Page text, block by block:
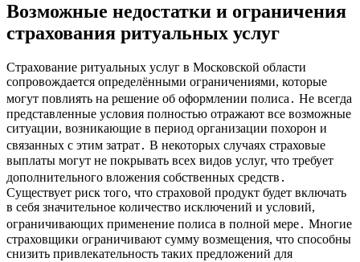
Возможные недостатки и ограничения
страхования ритуальных услуг
Страхование ритуальных услуг в Московской области
сопровождается определёнными ограничениями, которые
могут повлиять на решение об оформлении полиса․ Не всегда
представленные условия полностью отражают все возможные
ситуации, возникающие в период организации похорон и
связанных с этим затрат․ В некоторых случаях страховые
выплаты могут не покрывать всех видов услуг, что требует
дополнительного вложения собственных средств․
Существует риск того, что страховой продукт будет включать
в себя значительное количество исключений и условий,
ограничивающих применение полиса в полной мере․ Многие
страховщики ограничивают сумму возмещения, что способны
снизить привлекательность таких предложений для